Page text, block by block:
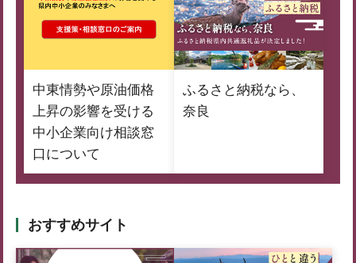
中東情勢や原油価格
上昇の影響を受ける
中小企業向け相談窓
口について
ふるさと納税なら、
奈良
おすすめサイト